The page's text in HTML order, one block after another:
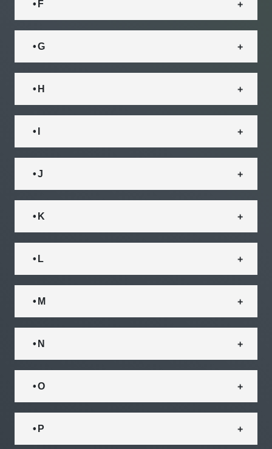
• F
• G
• H
• I
• J
• K
• L
• M
• N
• O
• P